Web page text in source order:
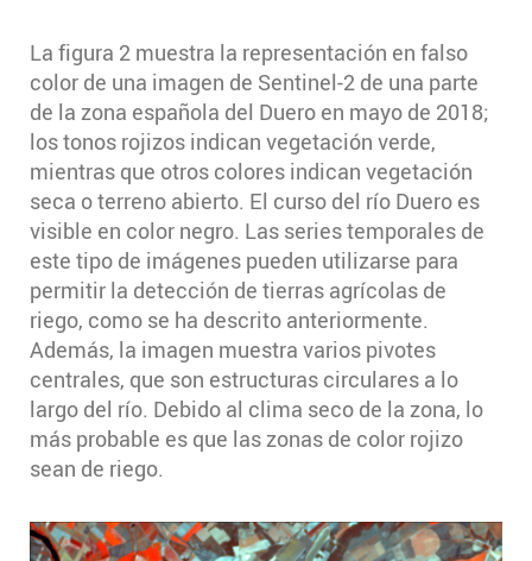
La figura 2 muestra la representación en falso
color de una imagen de Sentinel-2 de una parte
de la zona española del Duero en mayo de 2018;
los tonos rojizos indican vegetación verde,
mientras que otros colores indican vegetación
seca o terreno abierto. El curso del río Duero es
visible en color negro. Las series temporales de
este tipo de imágenes pueden utilizarse para
permitir la detección de tierras agrícolas de
riego, como se ha descrito anteriormente.
Además, la imagen muestra varios pivotes
centrales, que son estructuras circulares a lo
largo del río. Debido al clima seco de la zona, lo
más probable es que las zonas de color rojizo
sean de riego.